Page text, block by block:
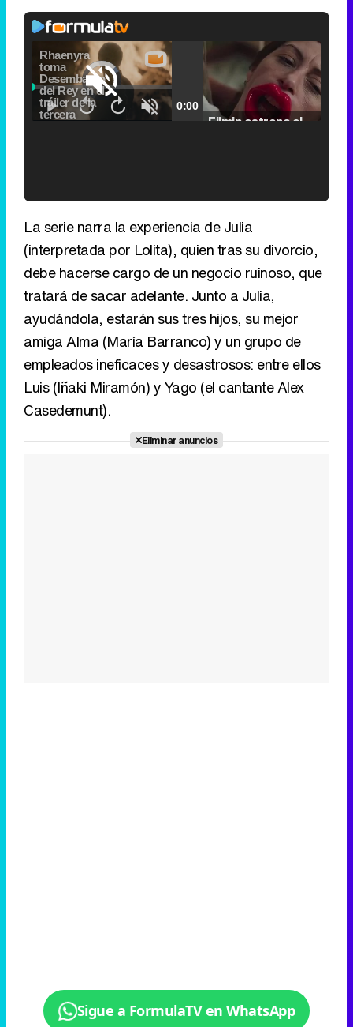
Video
Player
is
loading.
Pause
Seek
back
Seek
Unmute Current
0:00 / Duration
2:24
Loaded:
0.00%
Remaining
2:24
Picture-
La serie narra la experiencia de Julia
(interpretada por Lolita), quien tras su divorcio,
debe hacerse cargo de un negocio ruinoso, que
tratará de sacar adelante. Junto a Julia,
ayudándola, estarán sus tres hijos, su mejor
amiga Alma (María Barranco) y un grupo de
empleados ineficaces y desastrosos: entre ellos
Luis (Iñaki Miramón) y Yago (el cantante Alex
Casedemunt).
Eliminar anuncios
Sigue a FormulaTV en WhatsApp